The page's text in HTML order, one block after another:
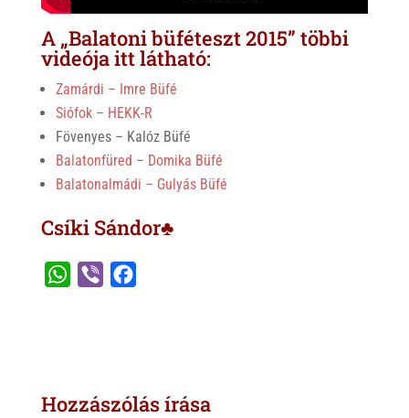
A „Balatoni büféteszt 2015” többi
videója itt látható:
Zamárdi – Imre Büfé
Siófok – HEKK-R
Fövenyes – Kalóz Büfé
Balatonfüred – Domika Büfé
Balatonalmádi – Gulyás Büfé
Csíki Sándor♣
A
o
Hozzászólás írása